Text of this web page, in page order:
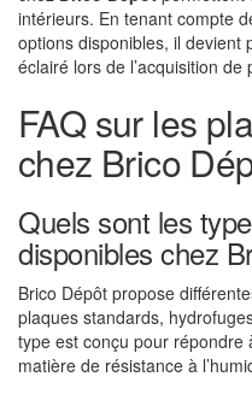
intérieurs. En tenant compte
options disponibles, il devient
éclairé lors de l’acquisition de
FAQ sur les
chez Brico
Quels sont les
disponibles chez
Brico Dépôt propose
plaques standards,
type est conçu pour répondre
matière de résistance à